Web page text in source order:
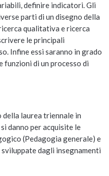
definire indicatori. Gli
parti di un disegno della
qualitativa e ricerca
le principali
Infine essi saranno in grado
funzioni di un processo di
della laurea triennale in
danno per acquisite le
(Pedagogia generale) e
dagli insegnamenti